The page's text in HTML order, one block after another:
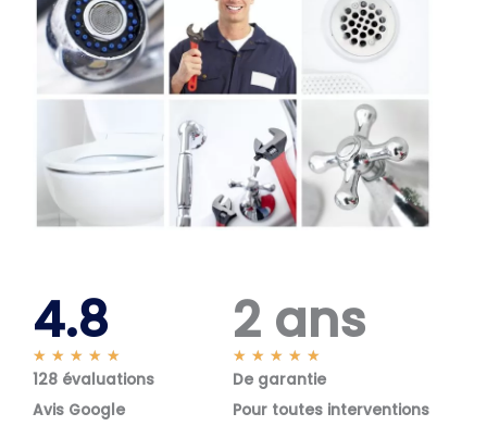
4.8
★ ★ ★ ★ ★
o
128 évaluations
Avis Google
2 ans
★ ★ ★ ★ ★
o
De garantie
Pour toutes interventions